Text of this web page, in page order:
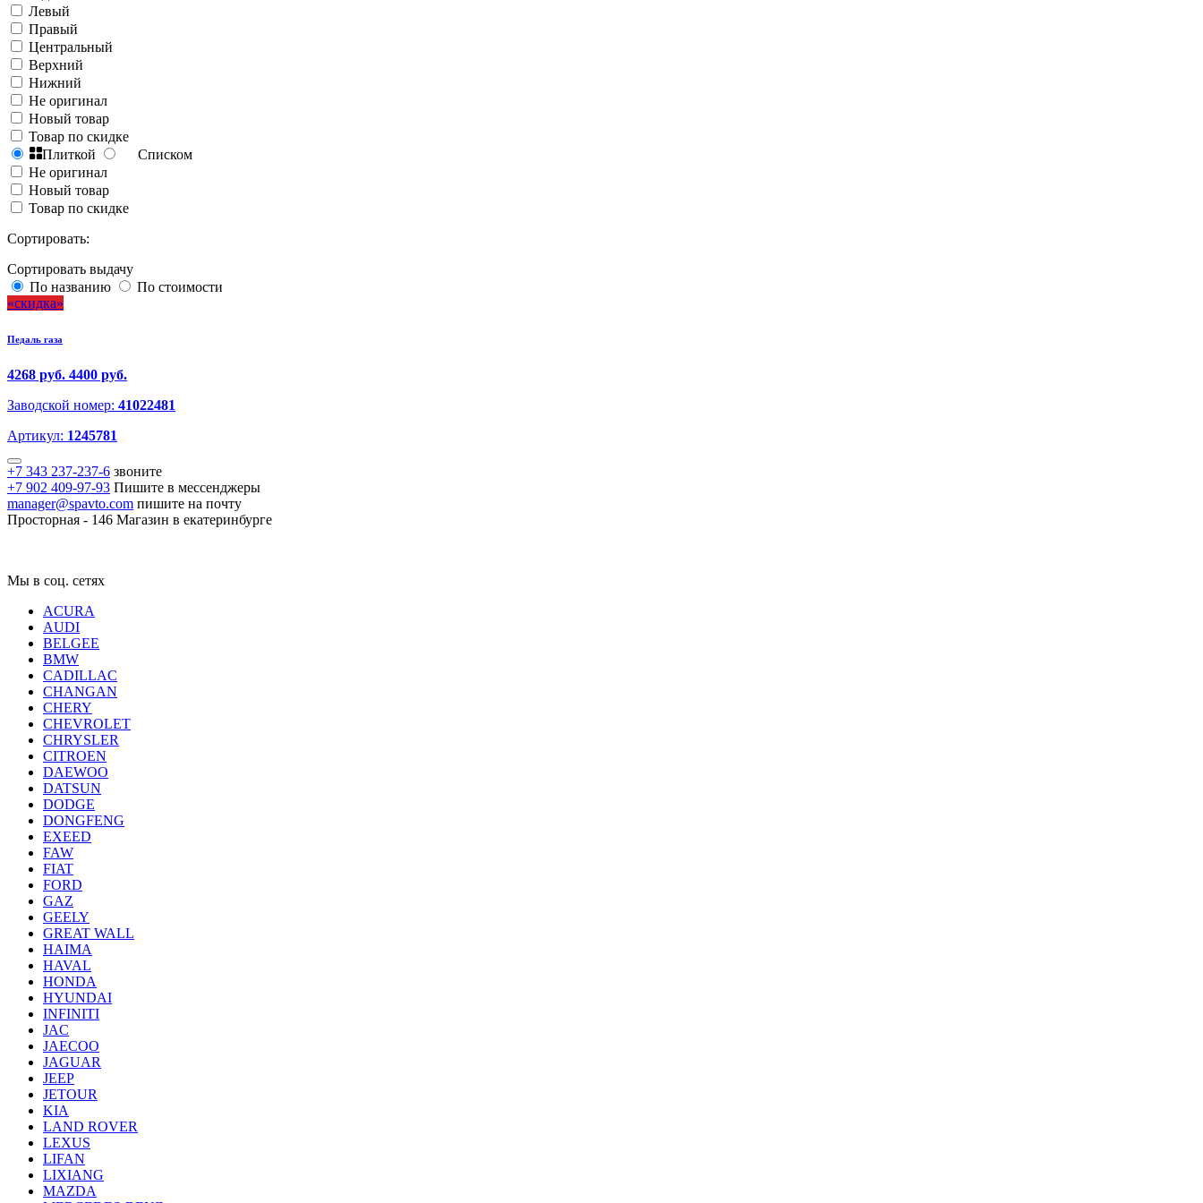
Левый
Правый
Центральный
Верхний
Нижний
Не оригинал
Новый товар
Товар по скидке
Плиткой
Списком
Не оригинал
Новый товар
Товар по скидке
Сортировать:
Сортировать выдачу
По названию
По стоимости
скидка
Педаль газа
4268 руб. 4400 руб.
Заводской номер: 41022481
Артикул: 1245781
+7 343 237-237-6 звоните
+7 902 409-97-93 Пишите в мессенджеры
manager@spavto.com пишите на почту
Просторная - 146 Магазин в екатеринбурге
Мы в соц. сетях
ACURA
AUDI
BELGEE
BMW
CADILLAC
CHANGAN
CHERY
CHEVROLET
CHRYSLER
CITROEN
DAEWOO
DATSUN
DODGE
DONGFENG
EXEED
FAW
FIAT
FORD
GAZ
GEELY
GREAT WALL
HAIMA
HAVAL
HONDA
HYUNDAI
INFINITI
JAC
JAECOO
JAGUAR
JEEP
JETOUR
KIA
LAND ROVER
LEXUS
LIFAN
LIXIANG
MAZDA